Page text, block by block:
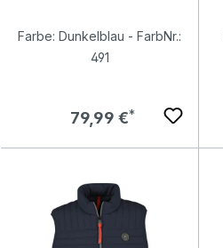
Farbe: Dunkelblau - FarbNr.:
491
Regulärer Preis:
79,99 €